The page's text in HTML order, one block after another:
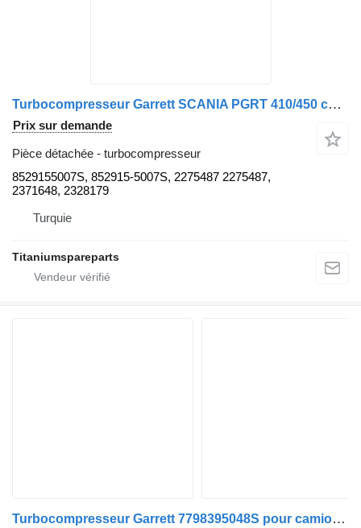
Turbocompresseur Garrett SCANIA PGRT 410/450 ch DC13 EURO 6. 8529155007S pour camion Scania SCANIA PGRT 410/450HP DC13 EURO 6
Prix sur demande
Pièce détachée - turbocompresseur
8529155007S, 852915-5007S, 2275487 2275487,
2371648, 2328179
Turquie
Titaniumspareparts
Turbocompresseur Garrett 7798395048S pour camion Scania